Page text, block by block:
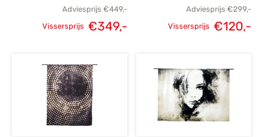
Adviesprijs €449,-
€449,-.
Vissersprijs €349,-
€349,-.
Adviesprijs €299,-
€299,-.
Vissersprijs €120,-